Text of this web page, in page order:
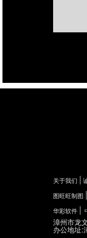
关于我们
图旺旺制图
华彩软件
漳州市龙
办公地址: